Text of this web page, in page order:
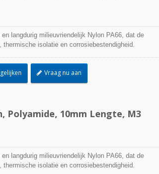
langdurig milieuvriendelijk Nylon PA66, dat de
isolatie en corrosiebestendigheid.
Vraag nu aan
Polyamide, 10mm Lengte, M3
langdurig milieuvriendelijk Nylon PA66, dat de
isolatie en corrosiebestendigheid.